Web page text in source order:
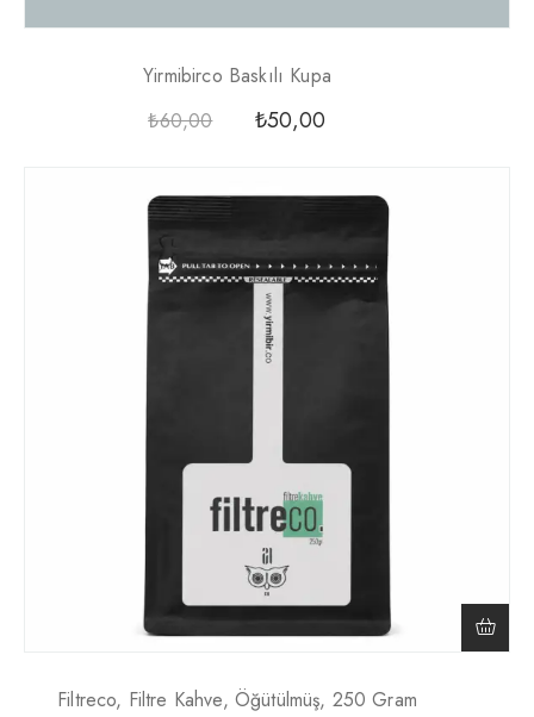
Yirmibirco Baskılı Kupa
₺60,00 ₺50,00
Filtreco, Filtre Kahve, Öğütülmüş, 250 Gram